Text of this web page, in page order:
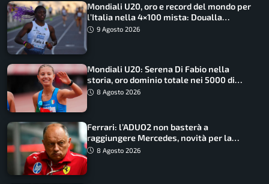
Mondiali U20, oro e record del mondo per
l’Italia nella 4×100 mista: Doualla
straordinaria
9 Agosto 2026
Mondiali U20: Serena Di Fabio nella
storia, oro dominio totale nei 5000 di
marcia
8 Agosto 2026
Ferrari: l’ADUO2 non basterà a
raggiungere Mercedes, novità per la
Macarena
8 Agosto 2026